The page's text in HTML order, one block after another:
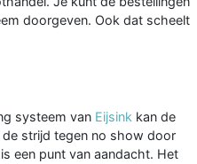
doorgeven. Ook dat scheelt
systeem van Eijsink kan de
strijd tegen no show door
een punt van aandacht. Het